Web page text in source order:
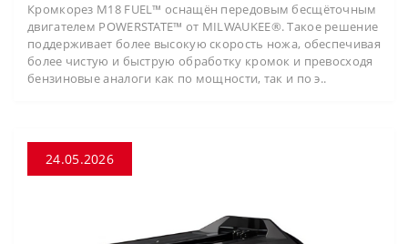
Кромкорез M18 FUEL™ оснащён передовым бесщёточным
двигателем POWERSTATE™ от MILWAUKEE®. Такое решение
поддерживает более высокую скорость ножа, обеспечивая
более чистую и быструю обработку кромок и превосходя
бензиновые аналоги как по мощности, так и по э..
24.05.2026